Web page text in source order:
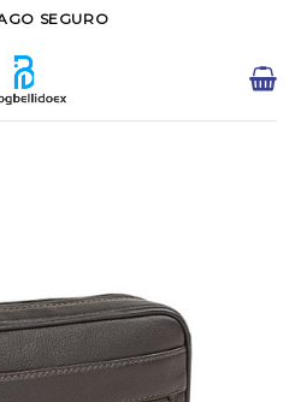
SEGURO